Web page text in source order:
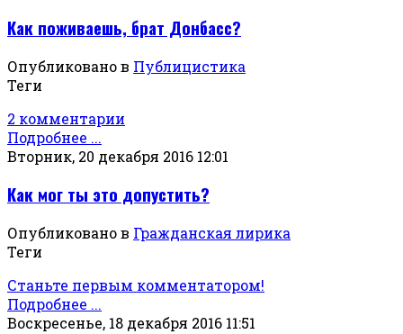
Как поживаешь, брат Донбасс?
Опубликовано в Публицистика
Теги
2 комментарии
Подробнее ...
Вторник, 20 декабря 2016 12:01
Как мог ты это допустить?
Опубликовано в Гражданская лирика
Теги
Станьте первым комментатором!
Подробнее ...
Воскресенье, 18 декабря 2016 11:51